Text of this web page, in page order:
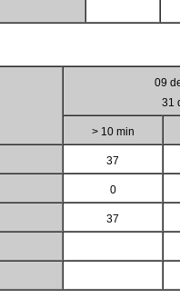
09
31
> 10 min
37
0
37